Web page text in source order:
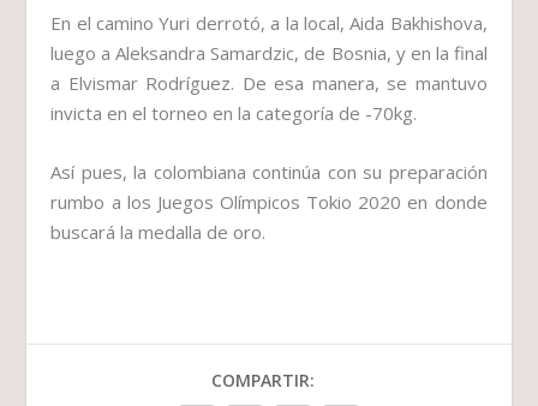
En el camino Yuri derrotó, a la local, Aida Bakhishova,
luego a Aleksandra Samardzic, de Bosnia, y en la final
a Elvismar Rodríguez. De esa manera, se mantuvo
invicta en el torneo en la categoría de -70kg.
Así pues, la colombiana continúa con su preparación
rumbo a los Juegos Olímpicos Tokio 2020 en donde
buscará la medalla de oro.
COMPARTIR: